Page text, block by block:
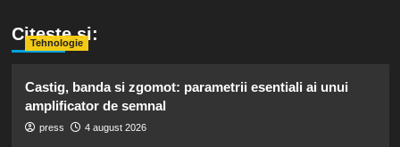
Citeste si:
Tehnologie
Castig, banda si zgomot: parametrii esentiali ai unui
amplificator de semnal
press 4 august 2026